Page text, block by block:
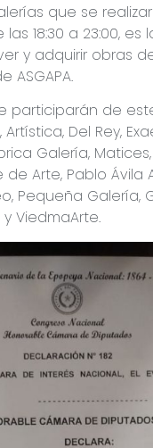
que se
las 18:30 a 23:00,
y adquirir obras
ASGAPA.
participarán de
Del Rey,
Galería,
de Arte, Pablo Ávila
Pequeña Galería,
ViedmaArte.